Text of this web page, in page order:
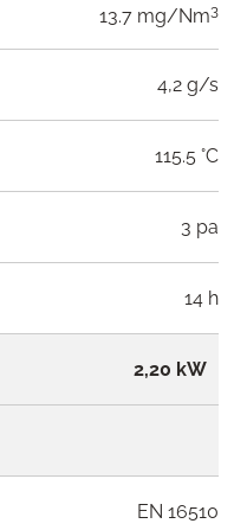
13.7 mg/Nm3
4,2 g/s
115.5 °C
3 pa
14 h
2,20 kW
EN 16510